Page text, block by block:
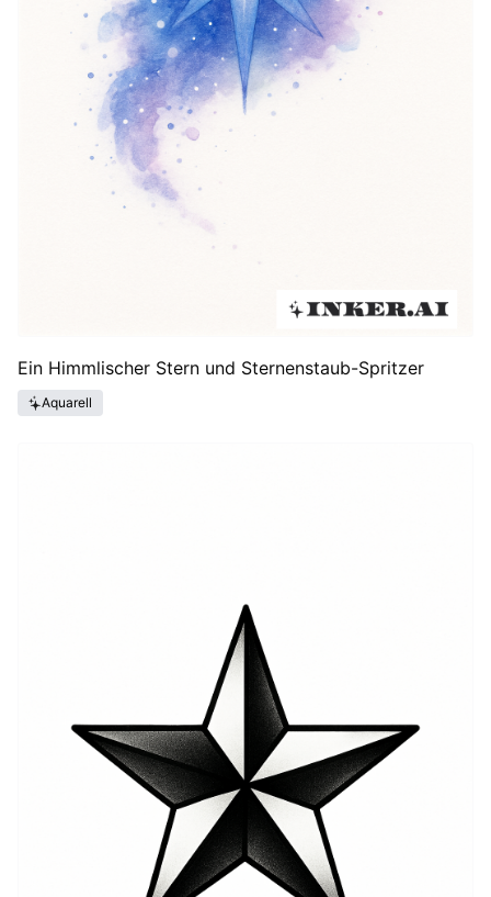
Ein Himmlischer Stern und Sternenstaub-Spritzer
Aquarell